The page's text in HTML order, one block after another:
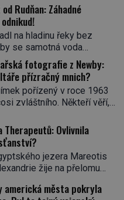
Rudňan: Záhadné
na hladinu řeky bez
se samotná voda
Mladší z chlapců
ruku, ale další úder ho
než si vůbec uvědomil
přesně. „Odkud…?“
student, ale v houštině
házet. A když se […]
fotografie z Newby:
přízračný mnich?
pořízený v roce 1963
zvláštního. Někteří věří,
mnicha ze 16. století s
přes obličej, který
zakrývá lepru nebo jiné
jsou skeptičtí a považují
Jak vlastně vznikla
duchařských
vyšetřovatelé
Therapeutů: Ovlivnila
jezera Mareotis
žije na přelomu
vlastní celu, kde se
americká města pokryla